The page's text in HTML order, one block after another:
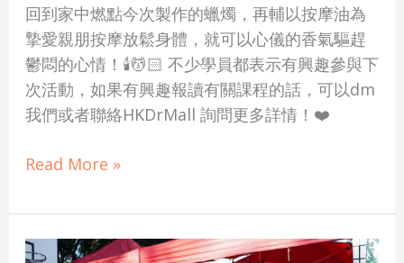
回到家中燃點今次製作的蠟燭，再輔以按摩油為
摯愛親朋按摩放鬆身體，就可以心儀的香氣驅趕
鬱悶的心情！🕯️💆🏻 不少學員都表示有興趣參與下
次活動，如果有興趣報讀有關課程的話，可以dm
我們或者聯絡HKDrMall 詢問更多詳情！❤️
Read More »
【活